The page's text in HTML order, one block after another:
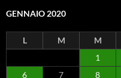
GENNAIO 2020
L M M
1
6
7 8